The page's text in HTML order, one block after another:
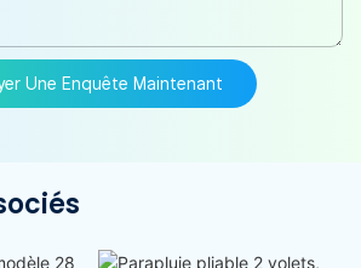
Une Enquête Maintenant